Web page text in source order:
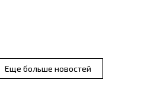
Еще больше новостей